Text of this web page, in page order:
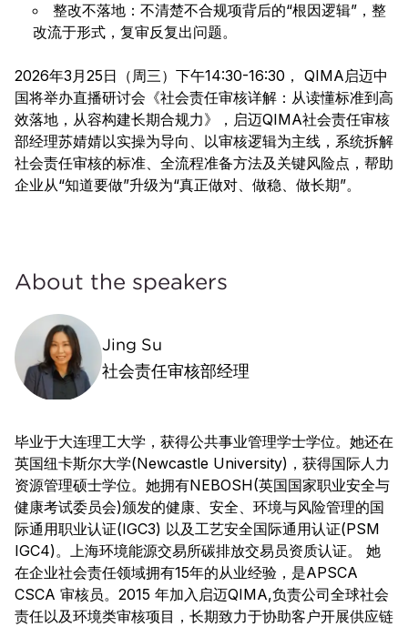
整改不落地：不清楚不合规项背后的“根因逻辑”，整
改流于形式，复审反复出问题。
2026年3月25日（周三）下午14:30-16:30， QIMA启迈中
国将举办直播研讨会《社会责任审核详解：从读懂标准到高
效落地，从容构建长期合规力》，启迈QIMA社会责任审核
部经理苏婧婧以实操为导向、以审核逻辑为主线，系统拆解
社会责任审核的标准、全流程准备方法及关键风险点，帮助
企业从“知道要做”升级为“真正做对、做稳、做长期”。
About the speakers
Jing Su
社会责任审核部经理
毕业于大连理工大学，获得公共事业管理学士学位。她还在
英国纽卡斯尔大学(Newcastle University)，获得国际人力
资源管理硕士学位。她拥有NEBOSH(英国国家职业安全与
健康考试委员会)颁发的健康、安全、环境与风险管理的国
际通用职业认证(IGC3) 以及工艺安全国际通用认证(PSM
IGC4)。上海环境能源交易所碳排放交易员资质认证。 她
在企业社会责任领域拥有15年的从业经验，是APSCA
CSCA 审核员。2015 年加入启迈QIMA,负责公司全球社会
责任以及环境类审核项目，长期致力于协助客户开展供应链